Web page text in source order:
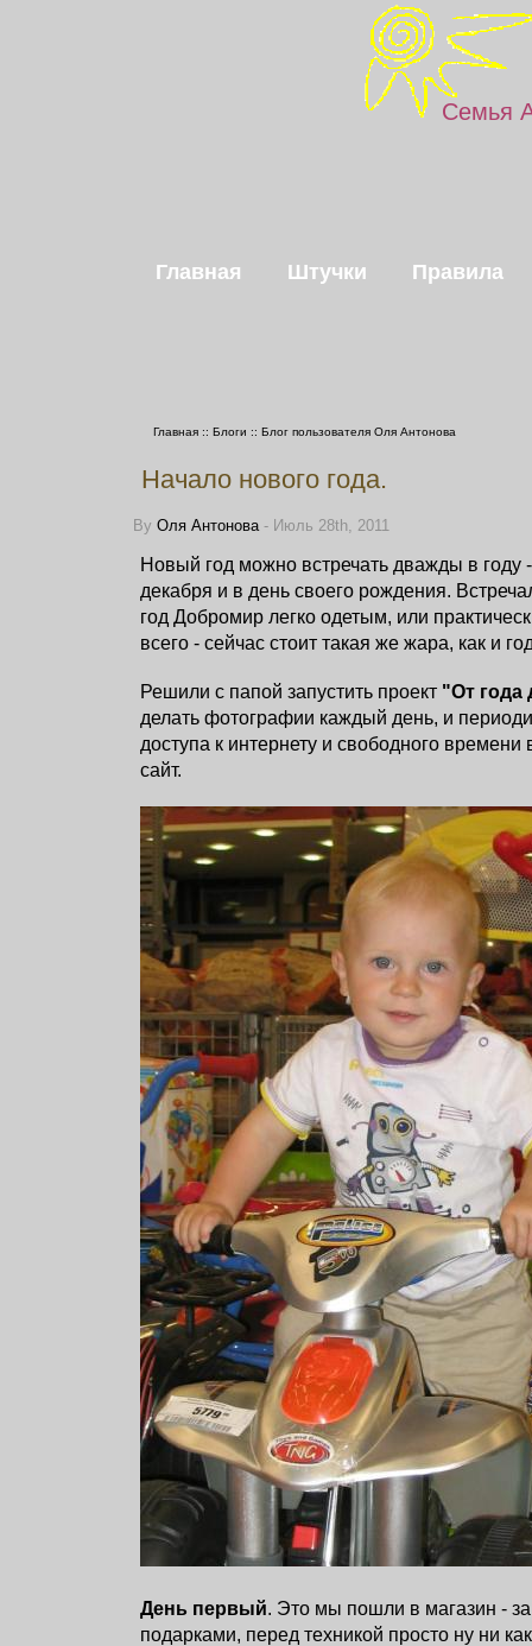
Семья
Главная Штучки Правила
Главная :: Блоги :: Блог пользователя Оля Антонова
Начало нового года.
By Оля Антонова- Июль 28th, 2011
Новый год можно встречать дважды в году
декабря и в день своего рождения.
год Добромир легко одетым, или
всего - сейчас стоит такая же жара, как и
Решили с папой запустить проект "От года
делать фотографии каждый день, и
доступа к интернету и свободного
сайт.
День первый. Это мы пошли в магазин -
подарками, перед техникой просто ну ни